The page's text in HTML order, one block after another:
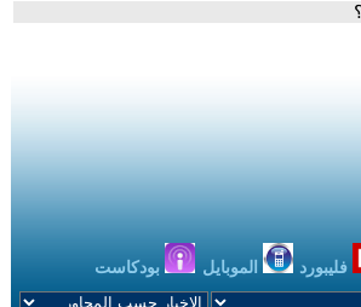
فليبورد الموبايل بودكاست